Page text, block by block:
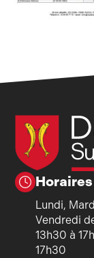
Lundi,
Vendredi
13h30 à
17h30